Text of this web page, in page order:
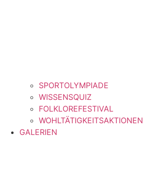
SPORTOLYMPIADE
WISSENSQUIZ
FOLKLOREFESTIVAL
WOHLTÄTIGKEITSAKTIONEN
GALERIEN